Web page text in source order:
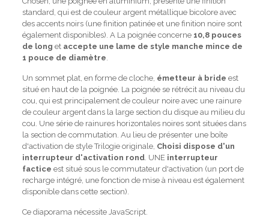
standard, qui est de couleur argent métallique bicolore avec
des accents noirs (une finition patinée et une finition noire sont
également disponibles). A La poignée concerne 10,8 pouces
de long et accepte une lame de style manche mince de
1 pouce de diamètre.
Un sommet plat, en forme de cloche, émetteur à bride est
situé en haut de la poignée. La poignée se rétrécit au niveau du
cou, qui est principalement de couleur noire avec une rainure
de couleur argent dans la large section du disque au milieu du
cou. Une série de rainures horizontales noires sont situées dans
la section de commutation. Au lieu de présenter une boîte
d'activation de style Trilogie originale, Choisi dispose d'un
interrupteur d'activation rond. UNE interrupteur
factice est situé sous le commutateur d'activation (un port de
recharge intégré, une fonction de mise à niveau est également
disponible dans cette section).
Ce diaporama nécessite JavaScript.